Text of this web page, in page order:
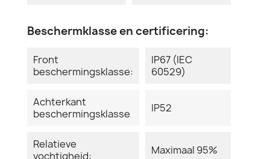
Beschermklasse en certificering:
Front
beschermingsklasse:
IP67 (IEC
60529)
Achterkant
beschermingsklasse
IP52
Relatieve
vochtigheid:
Maximaal 95%